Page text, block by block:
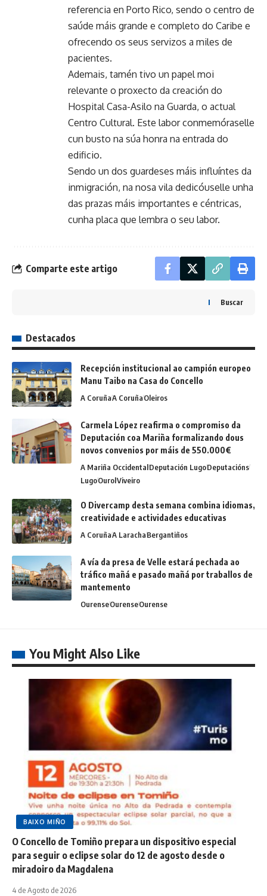
referencia en Porto Rico, sendo o centro de
saúde máis grande e completo do Caribe e
ofrecendo os seus servizos a miles de
pacientes.
Ademais, tamén tivo un papel moi
relevante o proxecto da creación do
Hospital Casa-Asilo na Guarda, o actual
Centro Cultural. Este labor conmemóraselle
cun busto na súa honra na entrada do
edificio.
Sendo un dos guardeses máis influíntes da
inmigración, na nosa vila dedicóuselle unha
das prazas máis importantes e céntricas,
cunha placa que lembra o seu labor.
Comparte este artigo
Buscar
Destacados
Recepción institucional ao campión europeo
Manu Taibo na Casa do Concello
A CoruñaA CoruñaOleiros
Carmela López reafirma o compromiso da
Deputación coa Mariña formalizando dous
novos convenios por máis de 550.000€
A Mariña OccidentalDeputación LugoDeputacións
LugoOurolViveiro
O Divercamp desta semana combina idiomas,
creatividade e actividades educativas
A CoruñaA LarachaBergantiños
A vía da presa de Velle estará pechada ao
tráfico mañá e pasado mañá por traballos de
mantemento
OurenseOurenseOurense
You Might Also Like
BAIXO MIÑO
O Concello de Tomiño prepara un dispositivo especial
para seguir o eclipse solar do 12 de agosto desde o
miradoiro da Magdalena
4 de Agosto de 2026